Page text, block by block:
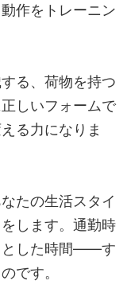
作をトレーニン
る、荷物を持つ
しいフォームで
る力になりま
たの生活スタイ
します。通勤時
とした時間——す
です。